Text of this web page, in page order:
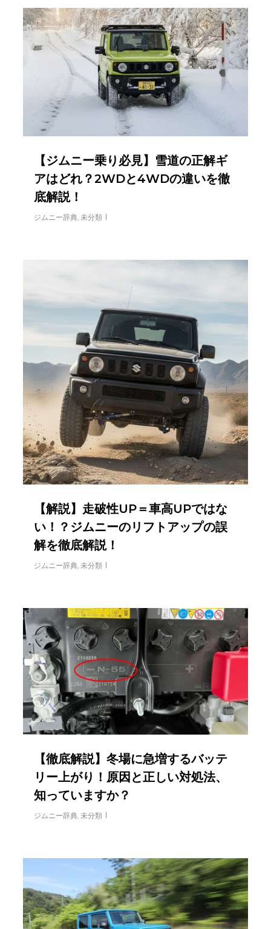
【ジムニー乗り必見】雪道の正解ギ
アはどれ？2WDと4WDの違いを徹
底解説！
ジムニー辞典,未分類
【解説】走破性UP＝車高UPではな
い！？ジムニーのリフトアップの誤
解を徹底解説！
ジムニー辞典,未分類
【徹底解説】冬場に急増するバッテ
リー上がり！原因と正しい対処法、
知っていますか？
ジムニー辞典,未分類